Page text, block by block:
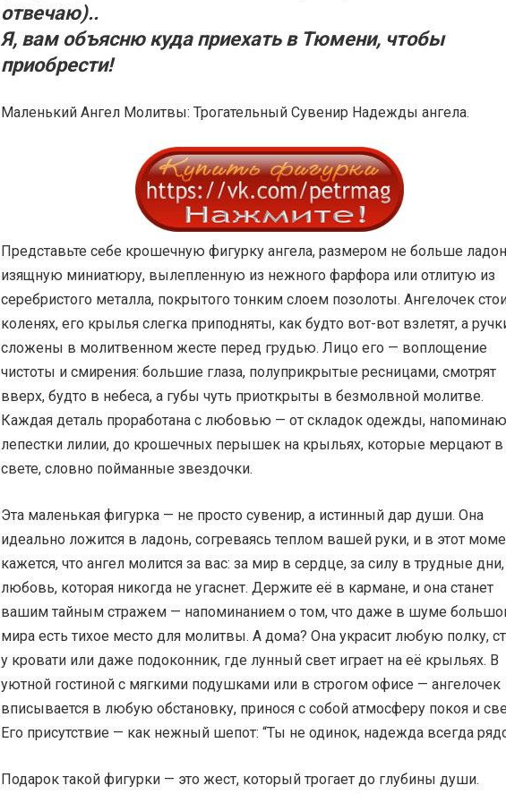
отвечаю)..
Я, вам объясню куда приехать вТюмени, чтобы
приобрести!
Маленький Ангел Молитвы: Трогательный Сувенир Надежды ангела.
Представьте себе крошечную фигурку ангела, размером не больше
изящную миниатюру, вылепленную из нежного фарфора или отлитую из
серебристого металла, покрытого тонким слоем позолоты. Ангелочек
коленях, его крылья слегка приподняты, как будто вот-вот взлетят, а
сложены в молитвенном жесте перед грудью. Лицо его — воплощение
чистоты и смирения: большие глаза, полуприкрытые ресницами, смотрят
вверх, будто в небеса, а губы чуть приоткрыты в безмолвной молитве.
Каждая деталь проработана с любовью — от складок одежды,
лепестки лилии, до крошечных перышек на крыльях, которые мерцают в
свете, словно пойманные звездочки.
Эта маленькая фигурка — не просто сувенир, а истинный дар души. Она
идеально ложится в ладонь, согреваясь теплом вашей руки, и в этот
кажется, что ангел молится за вас: за мир в сердце, за силу в трудные дни,
любовь, которая никогда не угаснет. Держите её в кармане, и она станет
вашим тайным стражем — напоминанием о том, что даже в шуме
мира есть тихое место для молитвы. А дома? Она украсит любую полку,
у кровати или даже подоконник, где лунный свет играет на её крыльях. В
уютной гостиной с мягкими подушками или в строгом офисе — ангелочек
вписывается в любую обстановку, принося с собой атмосферу покоя и
Его присутствие — как нежный шепот: “Ты не одинок, надежда всегда
Подарок такой фигурки — это жест, который трогает до глубины души.